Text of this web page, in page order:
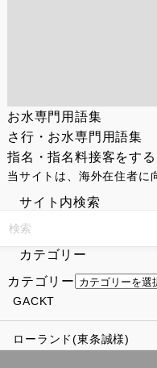
お水専門用語集
さ行・お水専門用語集
指名・指名料接客をす
当サイトは、海外在住者に
サイト内検索
カテゴリー
カテゴリー
GACKT
ローランド(東条誠様)